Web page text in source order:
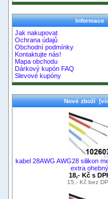
Informace
Jak nakupovat
Ochrana údajů
Obchodní podmínky
Kontaktujte nás!
Mapa obchodu
Dárkový kupón FAQ
Slevové kupóny
Nové zboží
kabel 28AWG AWG28 silikon
extra ohebný
18,- Kč s
15,- Kč bez